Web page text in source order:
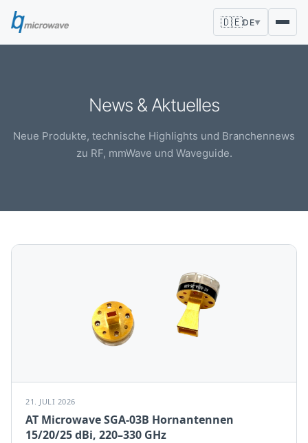
🇩🇪DE▼
News & Aktuelles
Neue Produkte, technische Highlights und Branchennews
zu RF, mmWave und Waveguide.
21. JULI 2026
AT Microwave SGA-03B Hornantennen
15/20/25 dBi, 220–330 GHz